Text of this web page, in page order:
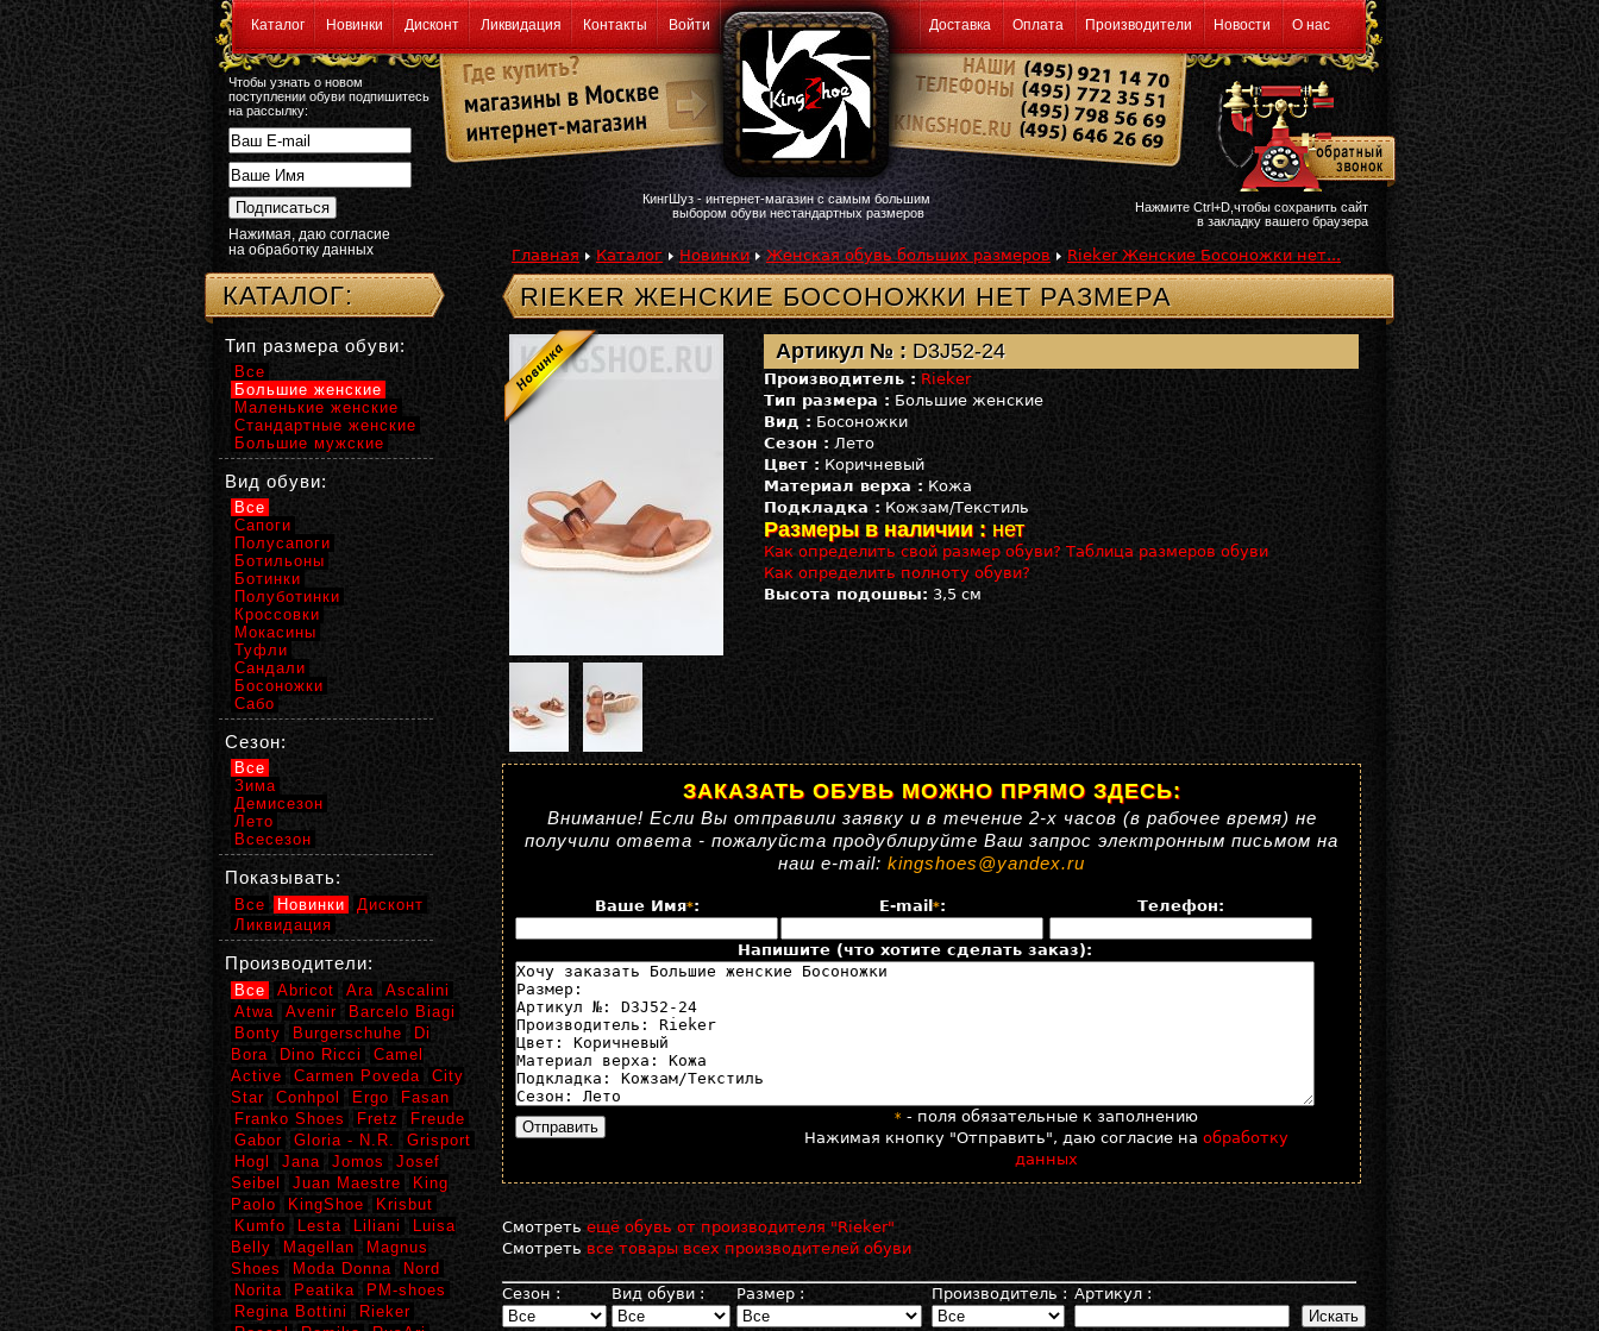
Каталог Новинки Дисконт Ликвидация Контакты Войти Доставка Оплата Производители Новости О нас
Чтобы узнать о новом
поступлении обуви подпишитесь
на рассылку:
Нажимая, даю согласие
на обработку данных
КингШуз - интернет-магазин с самым большим
выбором обуви нестандартных размеров
Нажмите Ctrl+D,чтобы сохранить сайт
в закладку вашего браузера
Главная Каталог Новинки Женская обувь больших размеров Rieker Женские Босоножки нет...
RIEKER ЖЕНСКИЕ БОСОНОЖКИ НЕТ РАЗМЕРА
Артикул № : D3J52-24
Производитель : Rieker
Тип размера : Большие женские
Вид : Босоножки
Сезон : Лето
Цвет : Коричневый
Материал верха : Кожа
Подкладка : Кожзам/Текстиль
Размеры в наличии : нет
Как определить свой размер обуви? Таблица размеров обуви
Как определить полноту обуви?
Высота подошвы: 3,5 см
ЗАКАЗАТЬ ОБУВЬ МОЖНО ПРЯМО ЗДЕСЬ:
Внимание! Если Вы отправили заявку и в течение 2-х часов (в рабочее время) не
получили ответа - пожалуйста продублируйте Ваш запрос электронным письмом на
наш e-mail: kingshoes@yandex.ru
Ваше Имя*: E-mail *: Телефон:
Напишите (что хотите сделать заказ):
* - поля обязательные к заполнению
Нажимая кнопку "Отправить", даю согласие на обработку
данных
Смотретьещё обувь от производителя "Rieker"
Смотреть все товары всех производителей обуви
Сезон : Вид обуви : Размер : Производитель : Артикул :
КАТАЛОГ:
Тип размера обуви:
Все
Большие женские
Маленькие женские
Стандартные женские
Большие мужские
Вид обуви:
Все
Сапоги
Полусапоги
Ботильоны
Ботинки
Полуботинки
Кроссовки
Мокасины
Туфли
Сандали
Босоножки
Сабо
Сезон:
Все
Зима
Демисезон
Лето
Всесезон
Показывать:
Все Новинки
Дисконт
Ликвидация
Производители:
Все Abricot Ara
Ascalini
Atwa
Avenir
Barcelo Biagi
Bonty
Burgerschuhe
Di
Bora
Dino Ricci
Camel
Active
Carmen Poveda
City
Star
Conhpol Ergo
Fasan
Franko Shoes
Fretz
Freude
Gabor
Gloria - N.R.
Grisport
Hogl
Jana Jomos
Josef
Seibel
Juan Maestre
King
Paolo
KingShoe
Krisbut
Kumfo
Lesta Liliani
Luisa
Belly
Magellan
Magnus
Shoes
Moda Donna
Nord
Norita
Peatika
PM-shoes
Regina Bottini
Rieker